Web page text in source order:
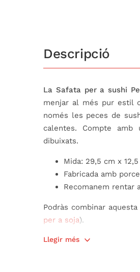
Descripció
La Safata per a sushi
menjar al més pur estil
només les peces de
calentes. Compte amb
dibuixats.
Mida: 29,5 cm x
Fabricada amb
Recomanem rentar
Podràs combinar
per a soja).
*L'acabat de la safata
Llegir més